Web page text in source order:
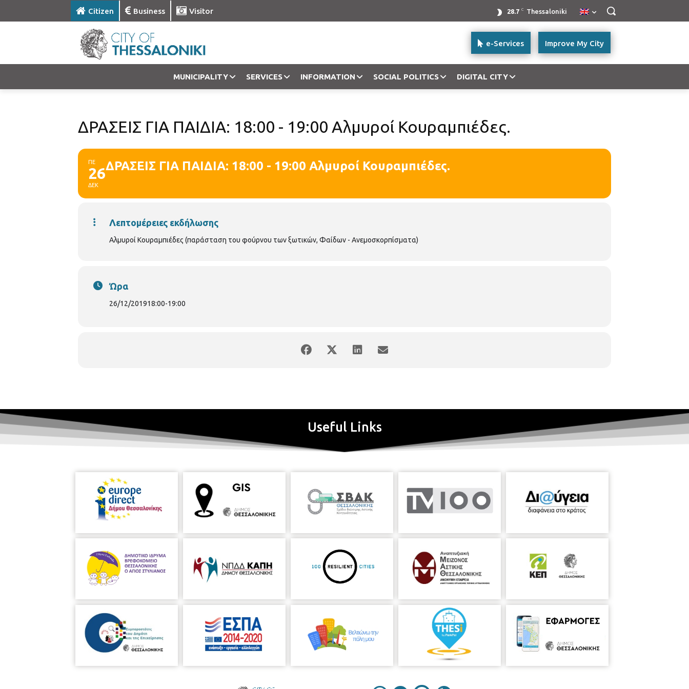
Citizen Business Visitor 28.7 C Thessaloniki
Improve My City
e-Services
MUNICIPALITY SERVICES INFORMATION SOCIAL POLITICS DIGITAL CITY
ΔΡΑΣΕΙΣ ΓΙΑ ΠΑΙΔΙΑ: 18:00 - 19:00 Αλμυροί Κουραμπιέδες.
ΠΕ
26
ΔΕΚ
ΔΡΑΣΕΙΣ ΓΙΑ ΠΑΙΔΙΑ: 18:00 - 19:00 Αλμυροί Κουραμπιέδες.
Λεπτομέρειες εκδήλωσης
Αλμυροί Κουραμπιέδες (παράσταση του φούρνου των ξωτικών, Φαίδων - Ανεμοσκορπίσματα)
Ώρα
26/12/201918:00-19:00
Useful Links